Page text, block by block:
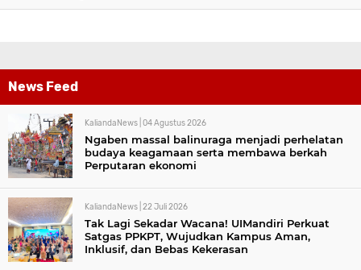
News Feed
KaliandaNews | 04 Agustus 2026
Ngaben massal balinuraga menjadi perhelatan
budaya keagamaan serta membawa berkah
Perputaran ekonomi
KaliandaNews | 22 Juli 2026
Tak Lagi Sekadar Wacana! UIMandiri Perkuat
Satgas PPKPT, Wujudkan Kampus Aman,
Inklusif, dan Bebas Kekerasan